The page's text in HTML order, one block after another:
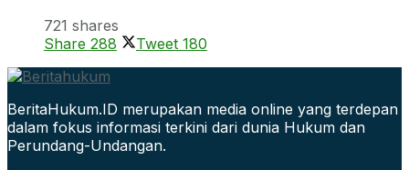
721 shares
Share 288 Tweet 180
BeritaHukum.ID merupakan media online yang terdepan
dalam fokus informasi terkini dari dunia Hukum dan
Perundang-Undangan.